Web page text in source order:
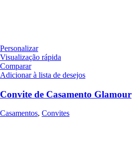
Personalizar
Visualização rápida
Comparar
Adicionar à lista de desejos
Convite de Casamento Glamour
Casamentos, Convites